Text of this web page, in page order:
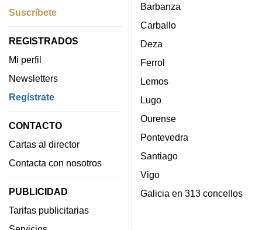
Suscríbete
REGISTRADOS
Mi perfil
Newsletters
Regístrate
CONTACTO
Cartas al director
Contacta con nosotros
PUBLICIDAD
Tarifas publicitarias
Barbanza
Carballo
Deza
Ferrol
Lemos
Lugo
Ourense
Pontevedra
Santiago
Vigo
Galicia en 313 concellos